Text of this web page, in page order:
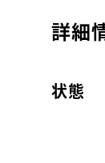
詳細
状態